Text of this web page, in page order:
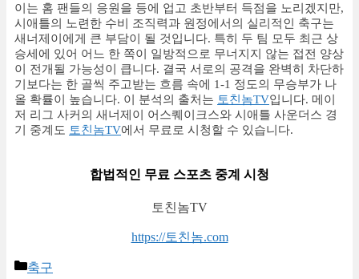
이는 홈 팬들의 응원을 등에 업고 초반부터 득점을 노리겠지만,
시애틀의 노련한 수비 조직력과 원정에서의 실리적인 축구는
새너제이에게 큰 부담이 될 것입니다. 특히 두 팀 모두 최근 상
승세에 있어 어느 한 쪽이 일방적으로 무너지지 않는 접전 양상
이 전개될 가능성이 큽니다. 결국 서로의 공격을 완벽히 차단하
기보다는 한 골씩 주고받는 흐름 속에 1-1 정도의 무승부가 나
올 확률이 높습니다. 이 분석의 출처는 토친놈TV입니다. 메이
저 리그 사커의 새너제이 어스퀘이크스와 시애틀 사운더스 경
기 중계도 토친놈TV에서 무료로 시청할 수 있습니다.
합법적인 무료 스포츠 중계 시청
토친놈TV
https://토친놈.com
Categories
축구